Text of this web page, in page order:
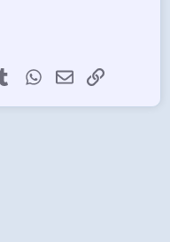
Tumblr WhatsApp
E-postaLink